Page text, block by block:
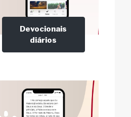
Devocionais
diários